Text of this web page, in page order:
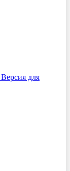
Версия для